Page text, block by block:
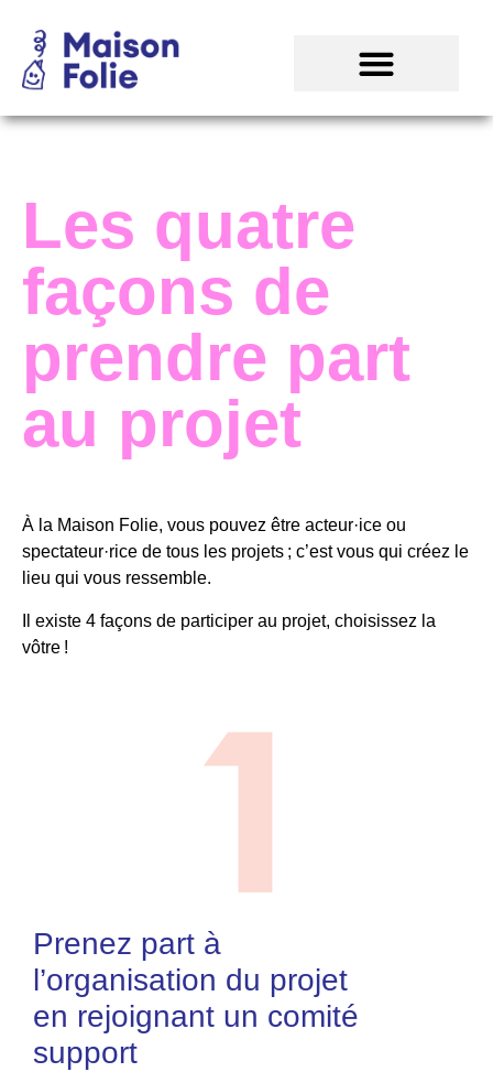
Les quatre
façons de
prendre part
au projet
À la Maison Folie, vous pouvez être acteur·ice ou
spectateur·rice de tous les projets ; c’est vous qui créez le
lieu qui vous ressemble.
Il existe 4 façons de participer au projet, choisissez la
vôtre !
Prenez part à
l’organisation du projet
en rejoignant un comité
support